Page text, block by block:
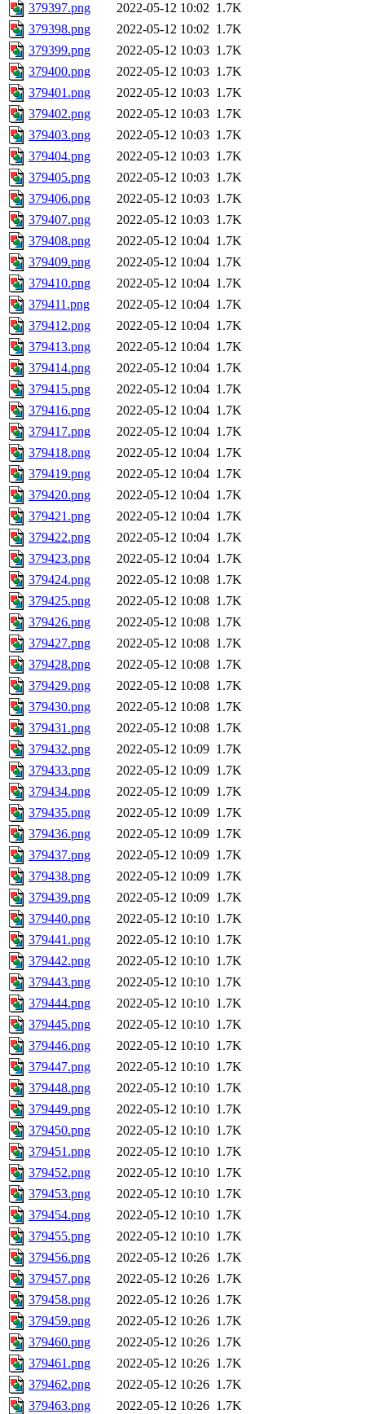
379397.png
2022-05-12 10:02 1.7K
379398.png
2022-05-12 10:02 1.7K
379399.png
2022-05-12 10:03 1.7K
379400.png
2022-05-12 10:03 1.7K
379401.png
2022-05-12 10:03 1.7K
379402.png
2022-05-12 10:03 1.7K
379403.png
2022-05-12 10:03 1.7K
379404.png
2022-05-12 10:03 1.7K
379405.png
2022-05-12 10:03 1.7K
379406.png
2022-05-12 10:03 1.7K
379407.png
2022-05-12 10:03 1.7K
379408.png
2022-05-12 10:04 1.7K
379409.png
2022-05-12 10:04 1.7K
379410.png
2022-05-12 10:04 1.7K
379411.png
2022-05-12 10:04 1.7K
379412.png
2022-05-12 10:04 1.7K
379413.png
2022-05-12 10:04 1.7K
379414.png
2022-05-12 10:04 1.7K
379415.png
2022-05-12 10:04 1.7K
379416.png
2022-05-12 10:04 1.7K
379417.png
2022-05-12 10:04 1.7K
379418.png
2022-05-12 10:04 1.7K
379419.png
2022-05-12 10:04 1.7K
379420.png
2022-05-12 10:04 1.7K
379421.png
2022-05-12 10:04 1.7K
379422.png
2022-05-12 10:04 1.7K
379423.png
2022-05-12 10:04 1.7K
379424.png
2022-05-12 10:08 1.7K
379425.png
2022-05-12 10:08 1.7K
379426.png
2022-05-12 10:08 1.7K
379427.png
2022-05-12 10:08 1.7K
379428.png
2022-05-12 10:08 1.7K
379429.png
2022-05-12 10:08 1.7K
379430.png
2022-05-12 10:08 1.7K
379431.png
2022-05-12 10:08 1.7K
379432.png
2022-05-12 10:09 1.7K
379433.png
2022-05-12 10:09 1.7K
379434.png
2022-05-12 10:09 1.7K
379435.png
2022-05-12 10:09 1.7K
379436.png
2022-05-12 10:09 1.7K
379437.png
2022-05-12 10:09 1.7K
379438.png
2022-05-12 10:09 1.7K
379439.png
2022-05-12 10:09 1.7K
379440.png
2022-05-12 10:10 1.7K
379441.png
2022-05-12 10:10 1.7K
379442.png
2022-05-12 10:10 1.7K
379443.png
2022-05-12 10:10 1.7K
379444.png
2022-05-12 10:10 1.7K
379445.png
2022-05-12 10:10 1.7K
379446.png
2022-05-12 10:10 1.7K
379447.png
2022-05-12 10:10 1.7K
379448.png
2022-05-12 10:10 1.7K
379449.png
2022-05-12 10:10 1.7K
379450.png
2022-05-12 10:10 1.7K
379451.png
2022-05-12 10:10 1.7K
379452.png
2022-05-12 10:10 1.7K
379453.png
2022-05-12 10:10 1.7K
379454.png
2022-05-12 10:10 1.7K
379455.png
2022-05-12 10:10 1.7K
379456.png
2022-05-12 10:26 1.7K
379457.png
2022-05-12 10:26 1.7K
379458.png
2022-05-12 10:26 1.7K
379459.png
2022-05-12 10:26 1.7K
379460.png
2022-05-12 10:26 1.7K
379461.png
2022-05-12 10:26 1.7K
379462.png
2022-05-12 10:26 1.7K
379463.png
2022-05-12 10:26 1.7K